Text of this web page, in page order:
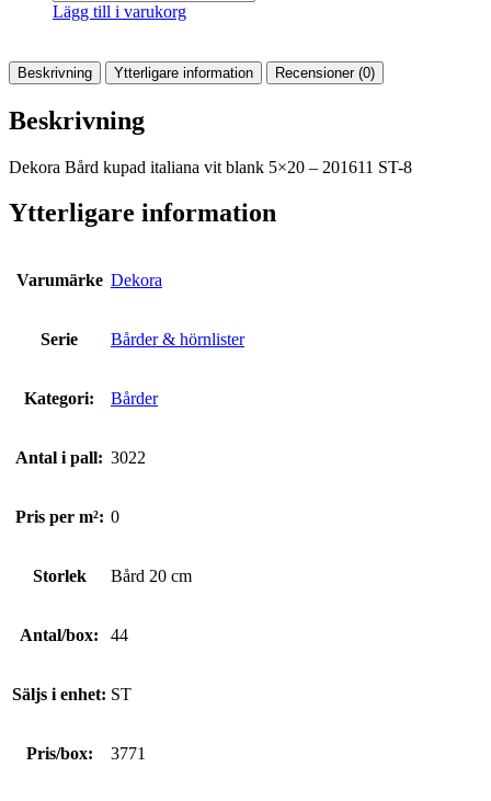
Lägg till i varukorg
Beskrivning Ytterligare information Recensioner (0)
Beskrivning
Dekora Bård kupad italiana vit blank 5×20 – 201611 ST-8
Ytterligare information
Varumärke Dekora
Serie Bårder & hörnlister
Kategori: Bårder
Antal i pall: 3022
Pris per m²: 0
Storlek Bård 20 cm
Antal/box: 44
Säljs i enhet: ST
Pris/box: 3771